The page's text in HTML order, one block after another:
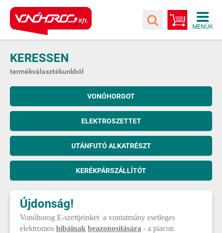
KERESSEN
termékválasztékunkból
VONÓHORGOT
ELEKTROSZETTET
UTÁNFUTÓ ALKATRÉSZT
KERÉKPÁRSZÁLLÍTÓT
Újdonság!
Vonóhorog E-szettjeinket a vontatmány esetleges
elektromos hibáinak beazonosítására - a piacon